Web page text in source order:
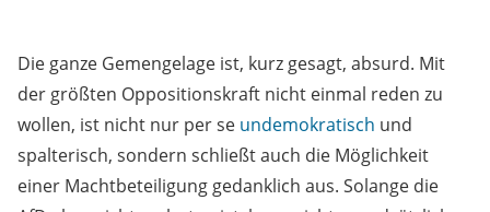
Die ganze Gemengelage ist, kurz gesagt, absurd. Mit
der größten Oppositionskraft nicht einmal reden zu
wollen, ist nicht nur per se undemokratisch und
spalterisch, sondern schließt auch die Möglichkeit
einer Machtbeteiligung gedanklich aus. Solange die